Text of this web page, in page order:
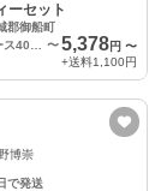
ーセット
郡御船町
〜5,378円 〜
+送料1,100円
博崇
で発送